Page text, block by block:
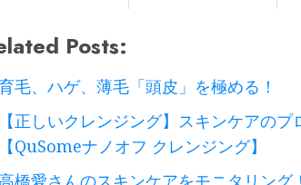
Posts:
毛、ハゲ、薄毛「頭皮」を極める！
【正しいクレンジング】スキンケアの
【QuSomeナノオフ クレンジング】
橋愛さんのスキンケアをモニタリン